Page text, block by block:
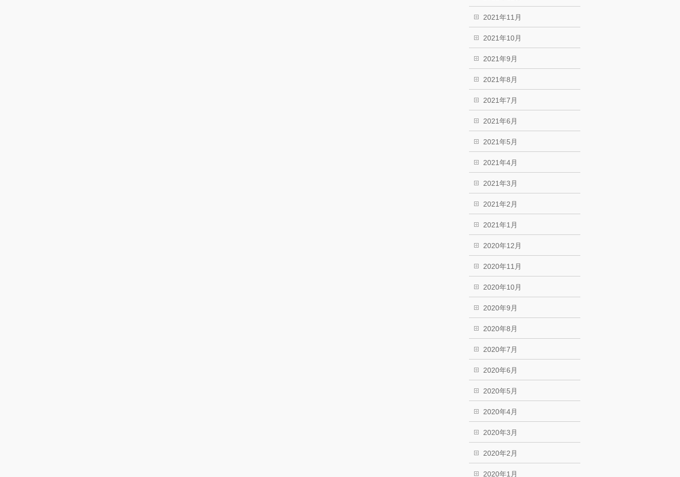
2021年11月
2021年10月
2021年9月
2021年8月
2021年7月
2021年6月
2021年5月
2021年4月
2021年3月
2021年2月
2021年1月
2020年12月
2020年11月
2020年10月
2020年9月
2020年8月
2020年7月
2020年6月
2020年5月
2020年4月
2020年3月
2020年2月
2020年1月